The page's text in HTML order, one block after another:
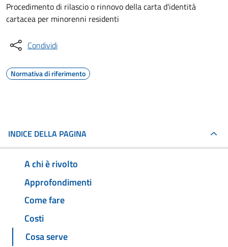
Procedimento di rilascio o rinnovo della carta d'identità
cartacea per minorenni residenti
Condividi
Normativa di riferimento
INDICE DELLA PAGINA
A chi è rivolto
Approfondimenti
Come fare
Costi
Cosa serve